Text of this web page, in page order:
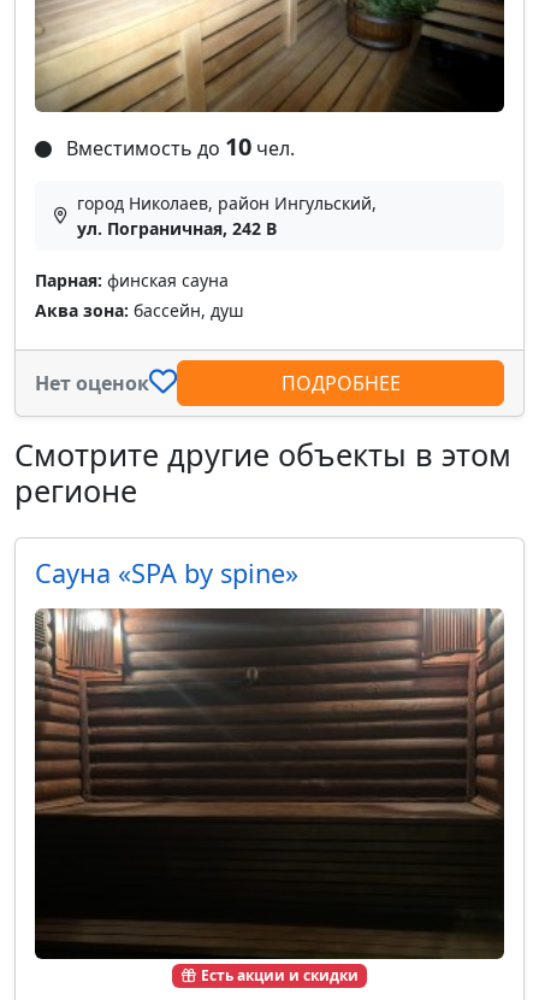
Вместимость до 10 чел.
город Николаев, район Ингульский,
ул. Пограничная, 242 В
Парная: финская сауна
Аква зона: бассейн, душ
Нет оценок ПОДРОБНЕЕ
Смотрите другие объекты в этом
регионе
Есть акции и скидки
Сауна «SPA by spine»